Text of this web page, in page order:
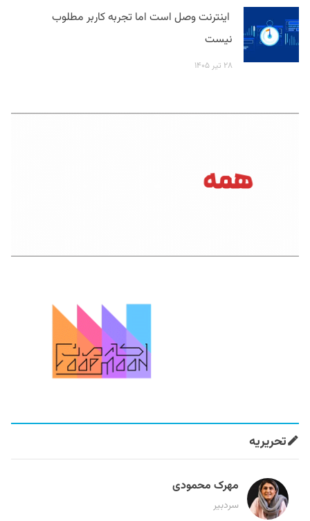
اینترنت وصل است اما تجربه کاربر مطلوب
نیست
۲۸ تیر ۱۴۰۵
تحریریه
مهرک محمودی
سردبیر